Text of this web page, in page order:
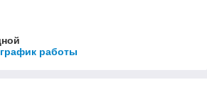
работы